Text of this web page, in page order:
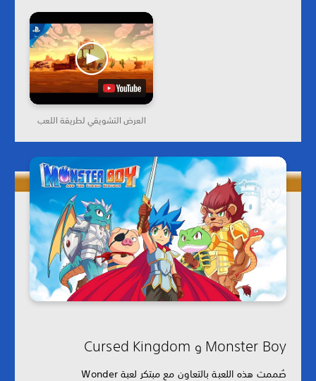
العرض التشويقي لطريقة اللعب
Monster Boy و Cursed Kingdom
صُممت هذه اللعبة بالتعاون مع مبتكر لعبة Wonder